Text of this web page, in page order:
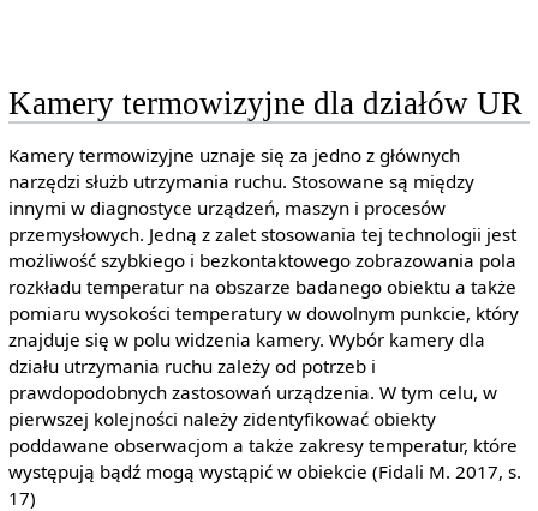
Kamery termowizyjne dla działów UR
Kamery termowizyjne uznaje się za jedno z głównych
narzędzi służb utrzymania ruchu. Stosowane są między
innymi w diagnostyce urządzeń, maszyn i procesów
przemysłowych. Jedną z zalet stosowania tej technologii jest
możliwość szybkiego i bezkontaktowego zobrazowania pola
rozkładu temperatur na obszarze badanego obiektu a także
pomiaru wysokości temperatury w dowolnym punkcie, który
znajduje się w polu widzenia kamery. Wybór kamery dla
działu utrzymania ruchu zależy od potrzeb i
prawdopodobnych zastosowań urządzenia. W tym celu, w
pierwszej kolejności należy zidentyfikować obiekty
poddawane obserwacjom a także zakresy temperatur, które
występują bądź mogą wystąpić w obiekcie (Fidali M. 2017, s.
17)